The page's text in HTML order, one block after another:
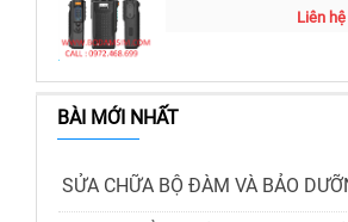
Liên hệ
BÀI MỚI NHẤT
SỬA CHỮA BỘ ĐÀM VÀ BẢO